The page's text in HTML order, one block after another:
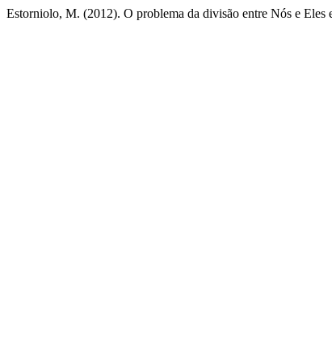
Estorniolo, M. (2012). O problema da divisão entre Nós e Eles